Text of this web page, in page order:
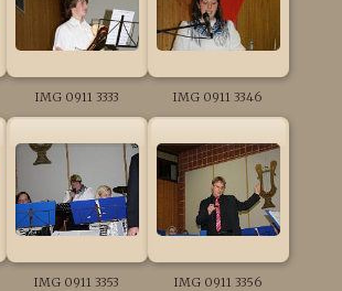
IMG 0911 3333 IMG 0911 3346
IMG 0911 3353 IMG 0911 3356